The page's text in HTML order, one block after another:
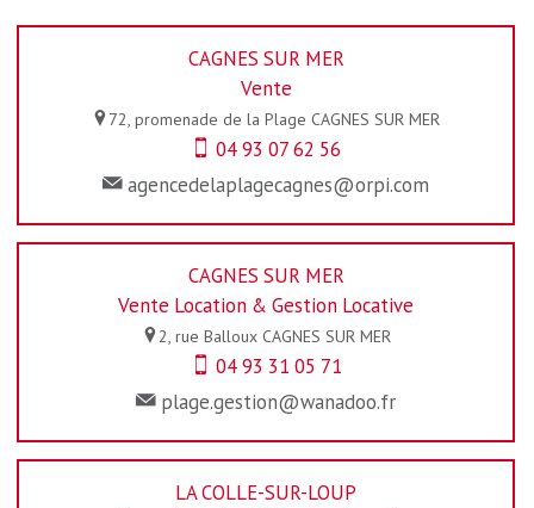
CAGNES SUR MER
Vente
72, promenade de la Plage CAGNES SUR MER
04 93 07 62 56
agencedelaplagecagnes@orpi.com
CAGNES SUR MER
Vente Location & Gestion Locative
2, rue Balloux CAGNES SUR MER
04 93 31 05 71
plage.gestion@wanadoo.fr
LA COLLE-SUR-LOUP